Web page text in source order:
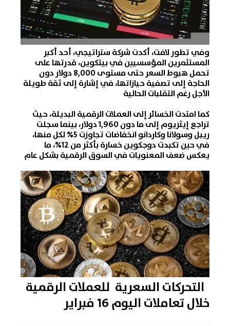
وفي تطور لافت، أكدت شركة ستراتيجي، أحد أكبر
المستثمرين المؤسسيين في بيتكوين، قدرتها على
تحمل هبوط السعر حتى مستوى 8,000 دولار دون
الحاجة إلى تصفية حيازاتها، في إشارة إلى ثقة طويلة
الأجل رغم التقلبات الحالية
كما امتدت الخسائر إلى العملات الرقمية البديلة، حيث
تراجع إيثريوم إلى ما دون 1,960 دولار، بينما سجلت
ريبل وسولانا وكاردانو انخفاضات تجاوزت 5% لكل منها،
في حين تكبدت دوجكوين خسارة بأكثر من 12%، ما
يعكس ضعف المعنويات في السوق الرقمية بشكل عام
التحركات السعرية للعملات الرقمية
خلال تعاملات اليوم 16 فبراير